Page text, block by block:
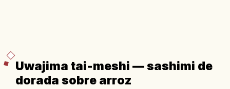
Uwajima tai-meshi — sashimi de
dorada sobre arroz